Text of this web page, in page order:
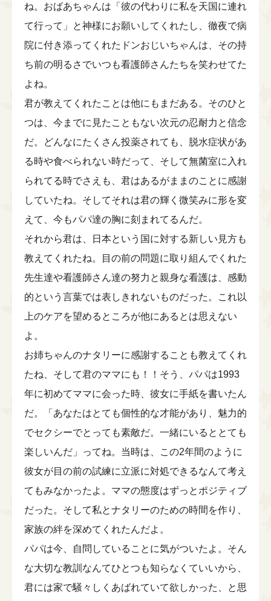
ね。おばあちゃんは「彼の代わりに私を天国に連れ
て行って」と神様にお願いしてくれたし、徹夜で病
院に付き添ってくれたドンおじいちゃんは、その持
ち前の明るさでいつも看護師さんたちを笑わせてた
よね。
君が教えてくれたことは他にもまだある。そのひと
つは、今までに見たこともない次元の忍耐力と信念
だ。どんなにたくさん投薬されても、脱水症状があ
る時や食べられない時だって、そして無菌室に入れ
られてる時でさえも、君はあるがままのことに感謝
していたね。そしてそれは君の輝く微笑みに形を変
えて、今もパパ達の胸に刻まれてるんだ。
それから君は、日本という国に対する新しい見方も
教えてくれたね。目の前の問題に取り組んでくれた
先生達や看護師さん達の努力と親身な看護は、感動
的という言葉では表しきれないものだった。これ以
上のケアを望めるところが他にあるとは思えない
よ。
お姉ちゃんのナタリーに感謝することも教えてくれ
たね、そして君のママにも！！そう、パパは1993
年に初めてママに会った時、彼女に手紙を書いたん
だ。「あなたはとても個性的な才能があり、魅力的
でセクシーでとっても素敵だ。一緒にいるととても
楽しいんだ」ってね。当時は、この2年間のように
彼女が目の前の試練に立派に対処できるなんて考え
てもみなかったよ。ママの態度はずっとポジティブ
だった。そして私とナタリーのための時間を作り、
家族の絆を深めてくれたんだよ。
パパは今、自問していることに気がついたよ。そん
な大切な教訓なんてひとつも知らなくていいから、
君には家で騒々しくあばれていて欲しかった、と思